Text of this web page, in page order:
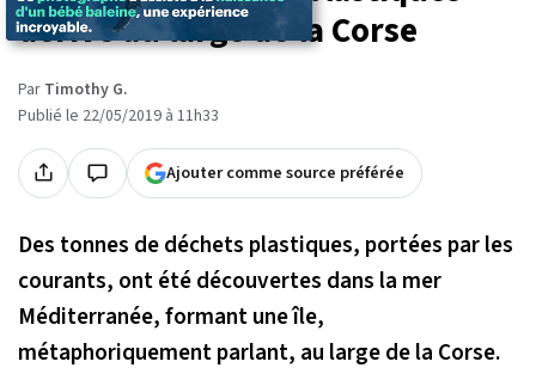
dérive au large de la Corse
Par Timothy G.
Publié le 22/05/2019 à 11h33
Ajouter comme source préférée
Des tonnes de déchets plastiques, portées par les
courants, ont été découvertes dans la mer
Méditerranée, formant une île,
métaphoriquement parlant, au large de la Corse.